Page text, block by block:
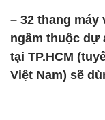
– 32 thang máy
ngầm thuộc dự
tại TP.HCM
Việt Nam) sẽ